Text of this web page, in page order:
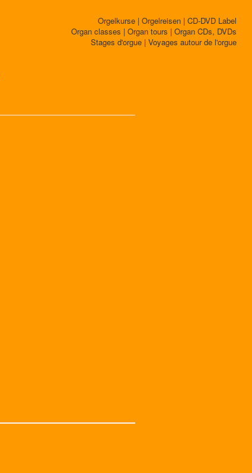
Orgelkurse | Orgelreisen | CD-DVD Label
Organ classes | Organ tours | Organ CDs, DVDs
Stages d'orgue | Voyages autour de l'orgue